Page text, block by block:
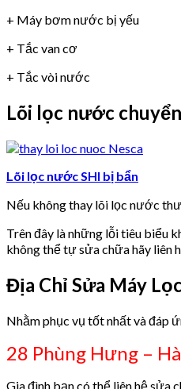
+ Máy bơm nước bị yếu
+ Tắc van cơ
+ Tắc vòi nước
Lõi lọc nước
Lõi lọc nước SHI bị bẩn
Nếu không thay lõi lọc nước
Trên đây là những lỗi tiêu biểu
không thể tự sửa chữa hãy liên
Địa Chỉ Sửa Máy
Nhằm phục vụ tốt nhất và đáp
28 Phùng Hưng –
Gia đình bạn có thể liên hệ sửa